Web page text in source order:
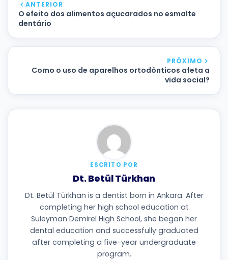
ANTERIOR
O efeito dos alimentos açucarados no esmalte
dentário
PRÓXIMO
Como o uso de aparelhos ortodônticos afeta a
vida social?
ESCRITO POR
Dt. Betül Türkhan
Dt. Betül Türkhan is a dentist born in Ankara. After
completing her high school education at
Süleyman Demirel High School, she began her
dental education and successfully graduated
after completing a five-year undergraduate
program.